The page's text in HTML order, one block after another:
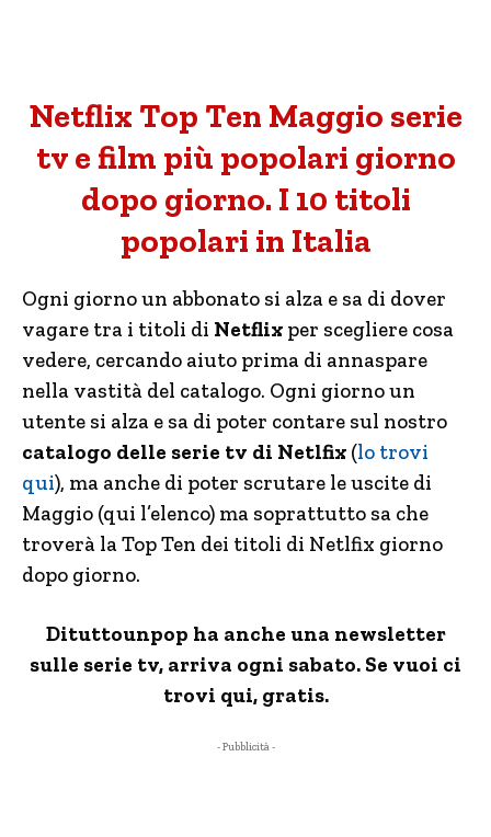
Netflix Top Ten Maggio serie
tv e film più popolari giorno
dopo giorno. I 10 titoli
popolari in Italia
Ogni giorno un abbonato si alza e sa di dover
vagare tra i titoli di Netflix per scegliere cosa
vedere, cercando aiuto prima di annaspare
nella vastità del catalogo. Ogni giorno un
utente si alza e sa di poter contare sul nostro
catalogo delle serie tv di Netlfix (lo trovi
qui), ma anche di poter scrutare le uscite di
Maggio (qui l’elenco) ma soprattutto sa che
troverà la Top Ten dei titoli di Netlfix giorno
dopo giorno.
Dituttounpop ha anche una newsletter
sulle serie tv, arriva ogni sabato. Se vuoi ci
trovi qui, gratis.
- Pubblicità -